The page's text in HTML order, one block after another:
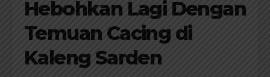
Hebohkan Lagi Dengan
Temuan Cacing di
Kaleng Sarden